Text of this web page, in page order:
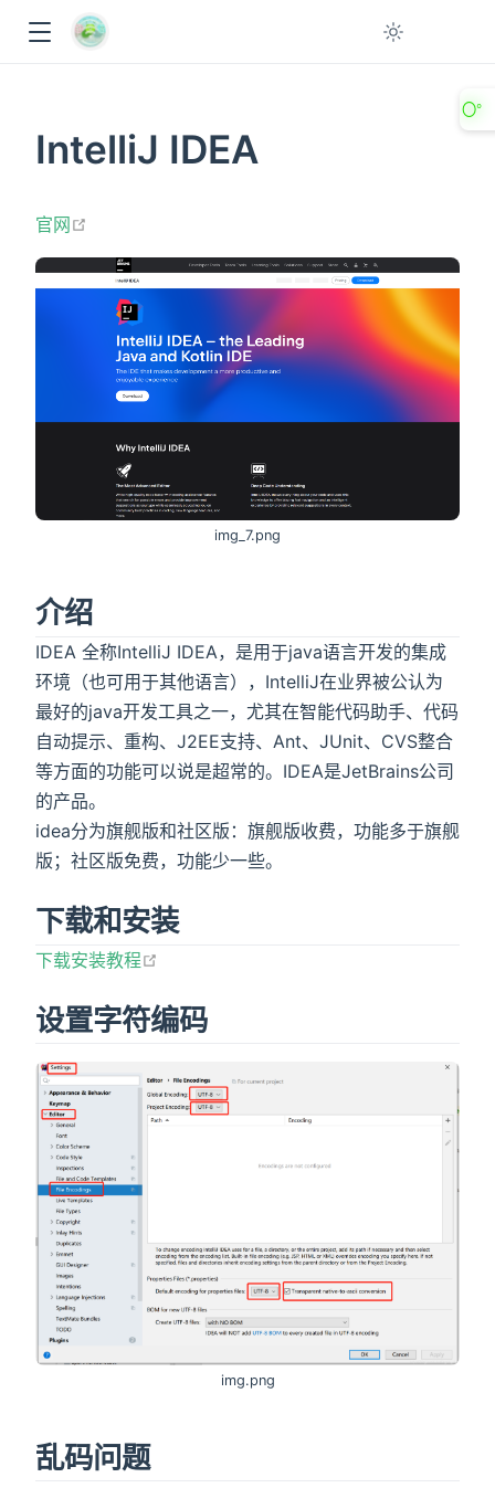
IntelliJ IDEA
官网
img_7.png
介绍
IDEA 全称IntelliJ IDEA，是用于java语言开发的集成
环境（也可用于其他语言），IntelliJ在业界被公认为
最好的java开发工具之一，尤其在智能代码助手、代码
自动提示、重构、J2EE支持、Ant、JUnit、CVS整合
等方面的功能可以说是超常的。IDEA是JetBrains公司
的产品。
idea分为旗舰版和社区版：旗舰版收费，功能多于旗舰
版；社区版免费，功能少一些。
下载和安装
下载安装教程
设置字符编码
img.png
乱码问题
〇°